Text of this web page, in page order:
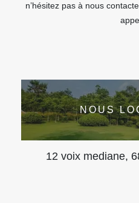
n’hésitez pas à nous
NOUS
12 voix mediane,